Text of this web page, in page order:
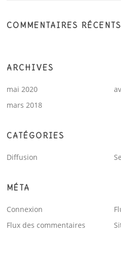
COMMENTAIRES RÉCENTS
ARCHIVES
mai 2020
mars 2018
CATÉGORIES
Diffusion
MÉTA
Connexion
Flux des commentaires